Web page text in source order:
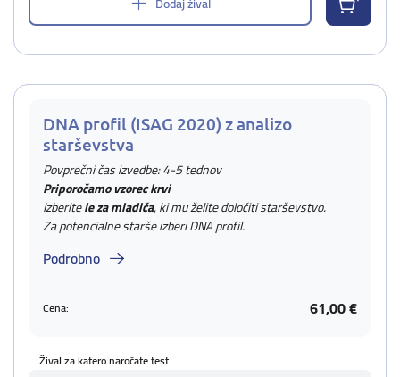
DNA profil (ISAG 2020) z analizo
starševstva
Povprečni čas izvedbe: 4-5 tednov
Priporočamo vzorec krvi
Izberitele za mladiča, ki mu želite določiti starševstvo.
Za potencialne starše izberi DNA profil.
Podrobno
Cena: 61,00 €
Žival za katero naročate test